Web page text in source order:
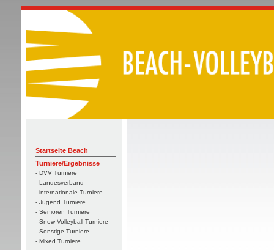
Startseite Beach
Turniere/Ergebnisse
- DVV Turniere
- Landesverband
- internationale Turniere
- Jugend Turniere
- Senioren Turniere
- Snow-Volleyball Turniere
- Sonstige Turniere
- Mixed Turniere